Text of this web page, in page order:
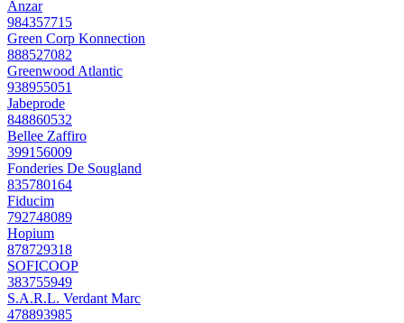
Anzar
984357715
Green Corp Konnection
888527082
Greenwood Atlantic
938955051
Jabeprode
848860532
Bellee Zaffiro
399156009
Fonderies De Sougland
835780164
Fiducim
792748089
Hopium
878729318
SOFICOOP
383755949
S.A.R.L. Verdant Marc
478893985